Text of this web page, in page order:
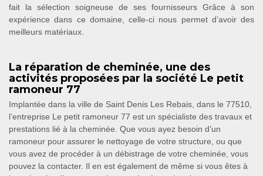
fait la sélection soigneuse de ses fournisseurs Grâce à son
expérience dans ce domaine, celle-ci nous permet d’avoir des
meilleurs matériaux.
La réparation de cheminée, une des
activités proposées par la société Le petit
ramoneur 77
Implantée dans la ville de Saint Denis Les Rebais, dans le 77510,
l’entreprise Le petit ramoneur 77 est un spécialiste des travaux et
prestations lié à la cheminée. Que vous ayez besoin d’un
ramoneur pour assurer le nettoyage de votre structure, ou que
vous avez de procéder à un débistrage de votre cheminée, vous
pouvez la contacter. Il en est également de même si vous êtes à